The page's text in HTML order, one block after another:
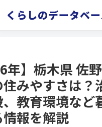
くらしのデータベ
年】栃木県 佐
みやすさは？
教育環境など
報を解説